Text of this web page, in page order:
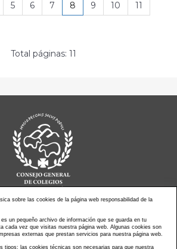
5 6 7 8 9 10
11
Total páginas: 11
Agenda de Actos
PressClip
Contacto
sobre las cookies de la página web responsabilidad de la
un pequeño archivo de información que se guarda en tu
cada vez que visitas nuestra página web. Algunas cookies son
externas que prestan servicios para nuestra página web.
tipos: las cookies técnicas son necesarias para que nuestra